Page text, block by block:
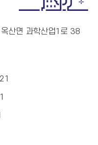
산면 과학산업1로 38